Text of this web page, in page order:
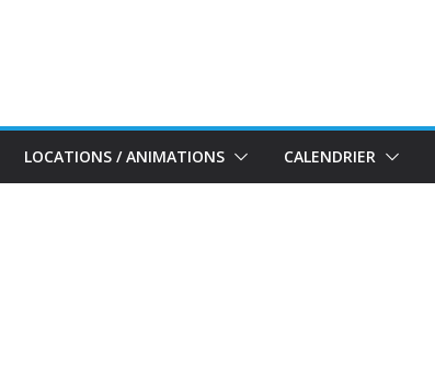
LOCATIONS / ANIMATIONS CALENDRIER